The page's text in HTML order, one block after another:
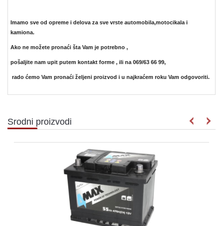
Imamo sve od opreme i delova za sve vrste automobila,motocikala i
kamiona.
Ako ne možete pronaći šta Vam je potrebno ,
pošaljite nam upit putem kontakt forme , ili na 069/63 66 99,
rado ćemo Vam pronaći željeni proizvod i u najkraćem roku Vam odgovoriti.
Srodni proizvodi